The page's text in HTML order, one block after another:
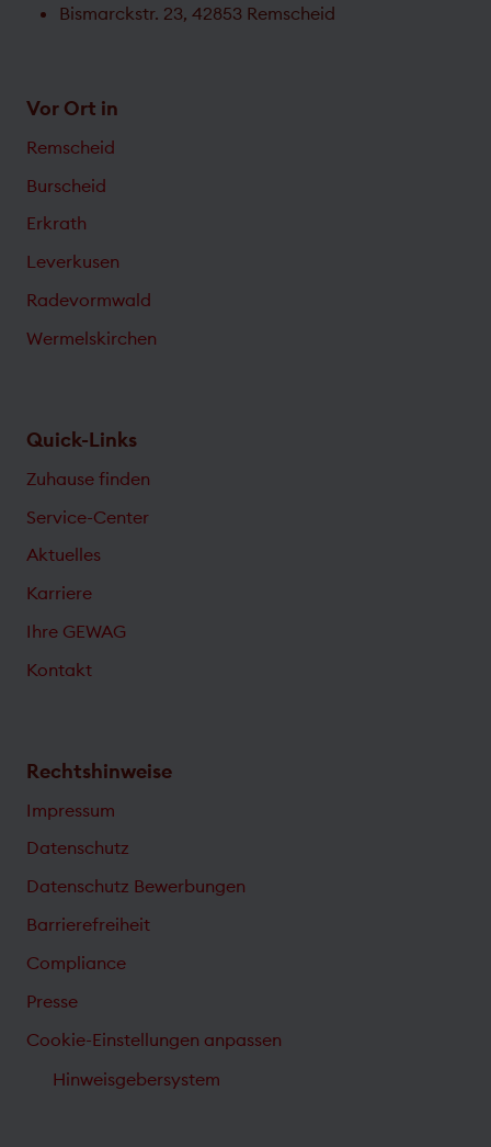
Bismarckstr. 23, 42853 Remscheid
Vor Ort in
Remscheid
Burscheid
Erkrath
Leverkusen
Radevormwald
Wermelskirchen
Quick-Links
Zuhause finden
Service-Center
Aktuelles
Karriere
Ihre GEWAG
Kontakt
Rechtshinweise
Impressum
Datenschutz
Datenschutz Bewerbungen
Barrierefreiheit
Compliance
Presse
Cookie-Einstellungen anpassen
Hinweisgebersystem